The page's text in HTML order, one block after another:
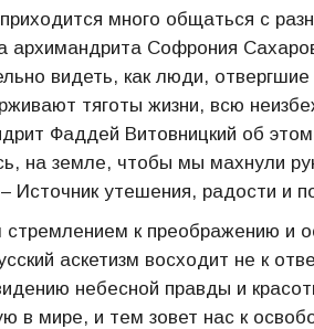
много общаться с
Софрония
видеть, как люди,
тяготы жизни, всю
Фаддей Витовницкий об этом
на земле, чтобы мы махнули
Источник утешения, радости и
к преображению и
аскетизм восходит не к
небесной правды и
в мире, и тем зовет нас к